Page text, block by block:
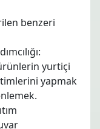
benzeri
yurtiçi
yapmak